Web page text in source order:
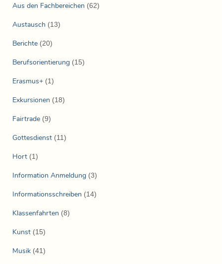
Aus den Fachbereichen (62)
Austausch (13)
Berichte (20)
Berufsorientierung (15)
Erasmus+ (1)
Exkursionen (18)
Fairtrade (9)
Gottesdienst (11)
Hort (1)
Information Anmeldung (3)
Informationsschreiben (14)
Klassenfahrten (8)
Kunst (15)
Musik (41)